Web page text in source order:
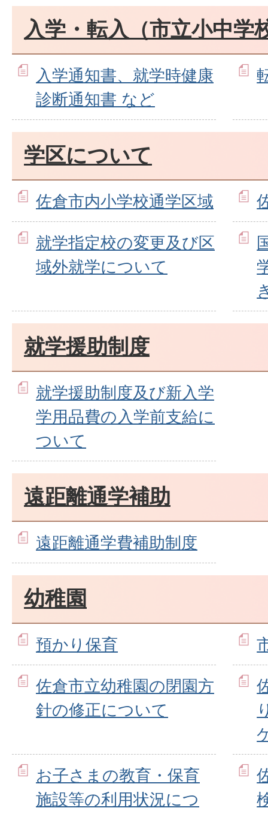
入学・転入（市立小中学
入学通知書、就学時健康
診断通知書 など
学区について
佐倉市内小学校通学区域
就学指定校の変更及び区
域外就学について
就学援助制度
就学援助制度及び新入学
学用品費の入学前支給に
ついて
遠距離通学補助
遠距離通学費補助制度
幼稚園
預かり保育
佐倉市立幼稚園の閉園方
針の修正について
お子さまの教育・保育
施設等の利用状況につ